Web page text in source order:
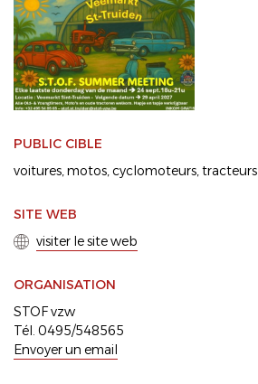
PUBLIC CIBLE
voitures motos cyclomoteurs tracteurs
SITE WEB
visiter le site web
ORGANISATION
STOF vzw
Tél. 0495/548565
Envoyer un email